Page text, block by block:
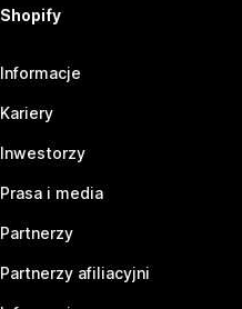
Shopify
Informacje
Kariery
Inwestorzy
Prasa i media
Partnerzy
Partnerzy afiliacyjni